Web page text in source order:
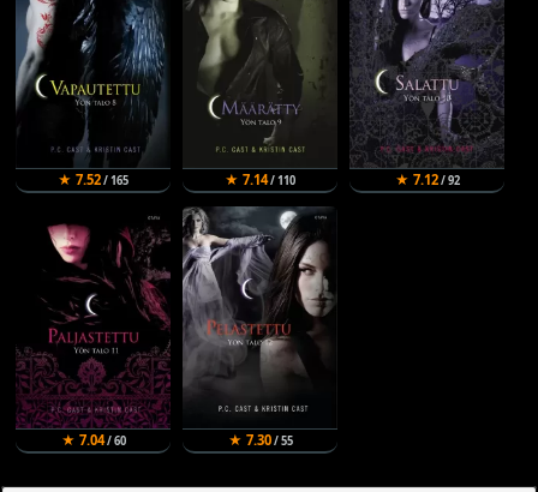
★ 7.52/ 165 ★ 7.14/ 110 ★ 7.12/ 92
★ 7.04/ 60 ★ 7.30/ 55